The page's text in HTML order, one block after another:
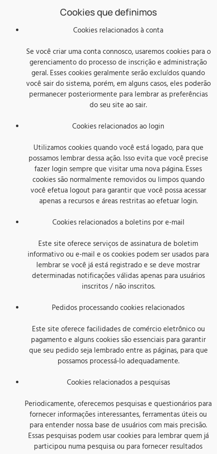
Cookies que definimos
Cookies relacionados à conta
Se você criar uma conta connosco, usaremos cookies para o
gerenciamento do processo de inscrição e administração
geral. Esses cookies geralmente serão excluídos quando
você sair do sistema, porém, em alguns casos, eles poderão
permanecer posteriormente para lembrar as preferências
do seu site ao sair.
Cookies relacionados ao login
Utilizamos cookies quando você está logado, para que
possamos lembrar dessa ação. Isso evita que você precise
fazer login sempre que visitar uma nova página. Esses
cookies são normalmente removidos ou limpos quando
você efetua logout para garantir que você possa acessar
apenas a recursos e áreas restritas ao efetuar login.
Cookies relacionados a boletins por e-mail
Este site oferece serviços de assinatura de boletim
informativo ou e-mail e os cookies podem ser usados ​​para
lembrar se você já está registrado e se deve mostrar
determinadas notificações válidas apenas para usuários
inscritos / não inscritos.
Pedidos processando cookies relacionados
Este site oferece facilidades de comércio eletrônico ou
pagamento e alguns cookies são essenciais para garantir
que seu pedido seja lembrado entre as páginas, para que
possamos processá-lo adequadamente.
Cookies relacionados a pesquisas
Periodicamente, oferecemos pesquisas e questionários para
fornecer informações interessantes, ferramentas úteis ou
para entender nossa base de usuários com mais precisão.
Essas pesquisas podem usar cookies para lembrar quem já
participou numa pesquisa ou para fornecer resultados